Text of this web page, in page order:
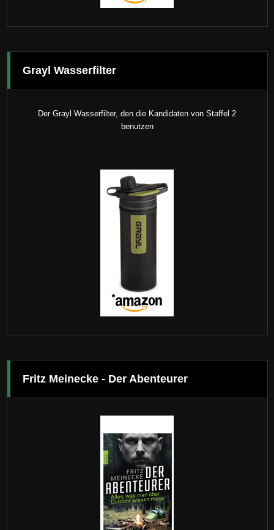
Grayl Wasserfilter
Der Grayl Wasserfilter, den die Kandidaten von Staffel 2
benutzen
Fritz Meinecke - Der Abenteurer